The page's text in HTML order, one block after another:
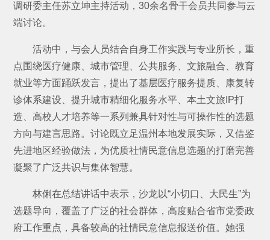
调研委主任苏立坤主持活动，30余名骨干会员共同参与云
端讨论。
活动中，与会人员结合自身工作实践与专业所长，重
点围绕医疗健康、城市管理、公共服务、文旅融合、教育
就业等方面踊跃发言，提出了基层医疗服务提质、康复转
诊体系建设、提升城市精细化服务水平、本土文旅IP打
造、高校人才培养等一系列兼具针对性与可操作性的选题
方向与建言思路。讨论既立足温州本地发展实际，又借鉴
先进地区经验做法，为优质社情民意信息选题的打磨完善
凝聚了广泛共识与集体智慧。
林俐在总结讲话中表示，沙龙以“小切口、大民生”为
选题导向，覆盖了广泛的社会群体，高度贴合省市党委政
府工作重点，具备较高的社情民意信息报送价值。她强